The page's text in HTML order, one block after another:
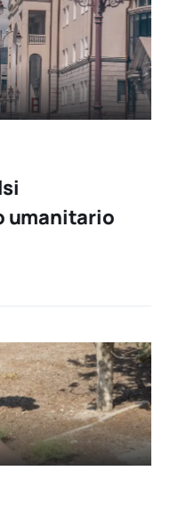
umanitario